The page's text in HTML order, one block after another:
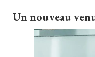
Un nouveau